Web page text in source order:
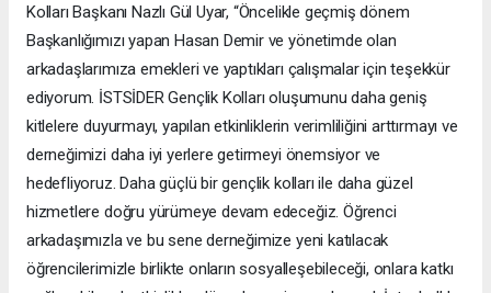
Kolları Başkanı Nazlı Gül Uyar, “Öncelikle geçmiş dönem
Başkanlığımızı yapan Hasan Demir ve yönetimde olan
arkadaşlarımıza emekleri ve yaptıkları çalışmalar için teşekkür
ediyorum. İSTSİDER Gençlik Kolları oluşumunu daha geniş
kitlelere duyurmayı, yapılan etkinliklerin verimliliğini arttırmayı ve
derneğimizi daha iyi yerlere getirmeyi önemsiyor ve
hedefliyoruz. Daha güçlü bir gençlik kolları ile daha güzel
hizmetlere doğru yürümeye devam edeceğiz. Öğrenci
arkadaşımızla ve bu sene derneğimize yeni katılacak
öğrencilerimizle birlikte onların sosyalleşebileceği, onlara katkı